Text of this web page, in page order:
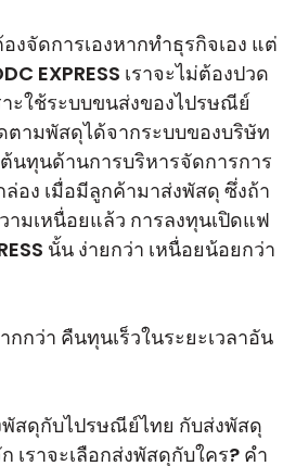
จัดการเองหากทำธุรกิจเอง แต่
EXPRESS เราจะไม่ต้องปวด
ะใช้ระบบขนส่งของไปรษณีย์
ตามพัสดุได้จากระบบของบริษัท
นทุนด้านการบริหารจัดการการ
อง เมื่อมีลูกค้ามาส่งพัสดุ ซึ่งถ้า
ามเหนื่อยแล้ว การลงทุนเปิดแฟ
นั้น ง่ายกว่า เหนื่อยน้อยกว่า
กว่า คืนทุนเร็วในระยะเวลาอัน
พัสดุกับไปรษณีย์ไทย กับส่งพัสดุ
เราจะเลือกส่งพัสดุกับใคร? คำ